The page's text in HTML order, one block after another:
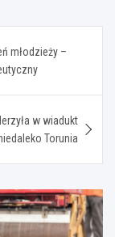
młodzieży –
w wiadukt
Torunia